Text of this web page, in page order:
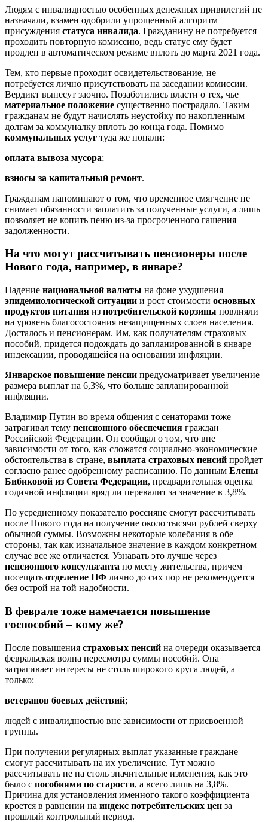
Людям с инвалидностью особенных денежных привилегий не
назначали, взамен одобрили упрощенный алгоритм
присуждения статуса инвалида. Гражданину не потребуется
проходить повторную комиссию, ведь статус ему будет
продлен в автоматическом режиме вплоть до марта 2021 года.
Тем, кто первые проходит освидетельствование, не
потребуется лично присутствовать на заседании комиссии.
Вердикт вынесут заочно. Позаботились власти о тех, чье
материальное положение существенно пострадало. Таким
гражданам не будут начислять неустойку по накопленным
долгам за коммуналку вплоть до конца года. Помимо
коммунальных услуг туда же попали:
оплата вывоза мусора;
взносы за капитальный ремонт.
Гражданам напоминают о том, что временное смягчение не
снимает обязанности заплатить за полученные услуги, а лишь
позволяет не копить пеню из-за просроченного гашения
задолженности.
На что могут рассчитывать пенсионеры после
Нового года, например, в январе?
Падение национальной валюты на фоне ухудшения
эпидемиологической ситуации и рост стоимости основных
продуктов питания из потребительской корзины повлияли
на уровень благосостояния незащищенных слоев населения.
Досталось и пенсионерам. Им, как получателям страховых
пособий, придется подождать до запланированной в январе
индексации, проводящейся на основании инфляции.
Январское повышение пенсии предусматривает увеличение
размера выплат на 6,3%, что больше запланированной
инфляции.
Владимир Путин во время общения с сенаторами тоже
затрагивал тему пенсионного обеспечения граждан
Российской Федерации. Он сообщал о том, что вне
зависимости от того, как сложатся социально-экономические
обстоятельства в стране, выплата страховых пенсий пройдет
согласно ранее одобренному расписанию. По данным Елены
Бибиковой из Совета Федерации, предварительная оценка
годичной инфляции вряд ли перевалит за значение в 3,8%.
По усредненному показателю россияне смогут рассчитывать
после Нового года на получение около тысячи рублей сверху
обычной суммы. Возможны некоторые колебания в обе
стороны, так как изначальное значение в каждом конкретном
случае все же отличается. Узнавать это лучше через
пенсионного консультанта по месту жительства, причем
посещать отделение ПФ лично до сих пор не рекомендуется
без острой на той надобности.
В феврале тоже намечается повышение
госпособий – кому же?
После повышения страховых пенсий на очереди оказывается
февральская волна пересмотра суммы пособий. Она
затрагивает интересы не столь широкого круга людей, а
только:
ветеранов боевых действий;
людей с инвалидностью вне зависимости от присвоенной
группы.
При получении регулярных выплат указанные граждане
смогут рассчитывать на их увеличение. Тут можно
рассчитывать не на столь значительные изменения, как это
было с пособиями по старости, а всего лишь на 3,8%.
Причина для установления именного такого коэффициента
кроется в равнении на индекс потребительских цен за
прошлый контрольный период.